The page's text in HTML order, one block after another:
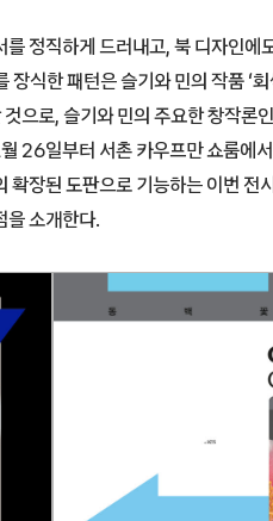
정직하게 드러내고, 북 디자인에
식한 패턴은 슬기와 민의 작품 ‘
으로, 슬기와 민의 주요한 창작론
26일부터 서촌 카우프만 쇼룸에
확장된 도판으로 기능하는 이번 전
을 소개한다.